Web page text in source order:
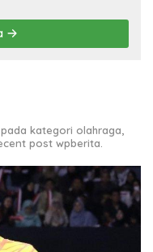
kategori olahraga,
post wpberita.